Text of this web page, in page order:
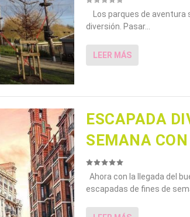
Los parques de aventura
diversión. Pasar...
LEER MÁS
ESCAPADA
SEMANA
Ahora con la llegada del
escapadas de fines de